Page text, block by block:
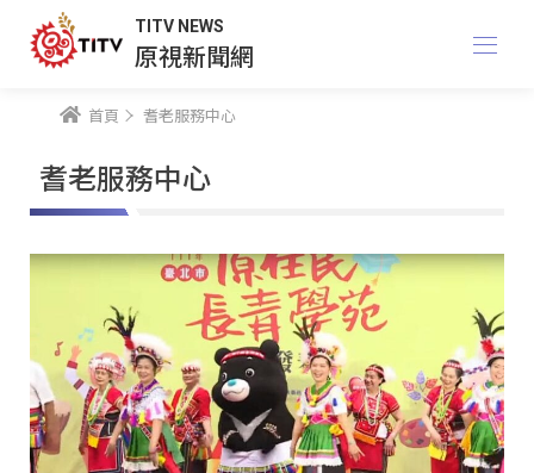
TITV NEWS
原視新聞網
首頁 耆老服務中心
耆老服務中心